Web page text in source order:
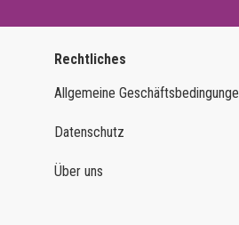
Rechtliches
Allgemeine
Datenschutz
Über uns